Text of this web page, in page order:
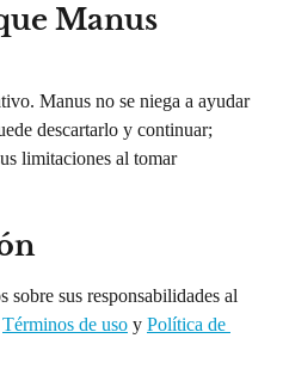
Manus
Manus no se niega a ayudar
descartarlo y continuar;
limitaciones al tomar
sobre sus responsabilidades al
Términos de uso y Política de